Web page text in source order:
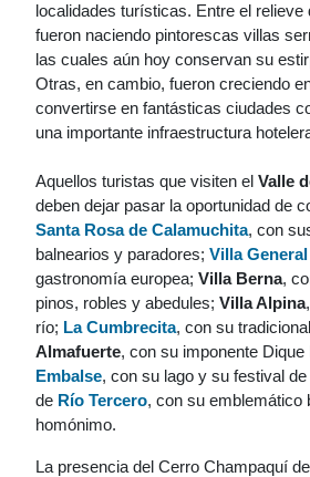
localidades turísticas. Entre el relieve
fueron naciendo pintorescas villas
las cuales aún hoy conservan su
Otras, en cambio, fueron creciendo
convertirse en fantásticas ciudades
una importante infraestructura
Aquellos turistas que visiten el Valle
deben dejar pasar la oportunidad de
Santa Rosa de Calamuchita, con
balnearios y paradores; Villa
gastronomía europea; Villa Berna,
pinos, robles y abedules; Villa Alpina
río; La Cumbrecita, con su
Almafuerte, con su imponente
Embalse, con su lago y su festival
de Río Tercero, con su emblemático
homónimo.
La presencia del Cerro Champaquí